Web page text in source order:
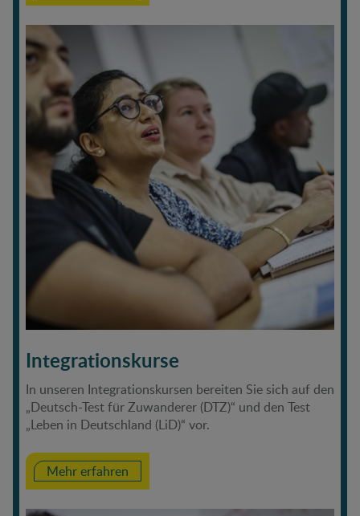
Integrationskurse
In unseren Integrationskursen bereiten Sie sich auf den
„Deutsch-Test für Zuwanderer (DTZ)“ und den Test
„Leben in Deutschland (LiD)“ vor.
Mehr erfahren